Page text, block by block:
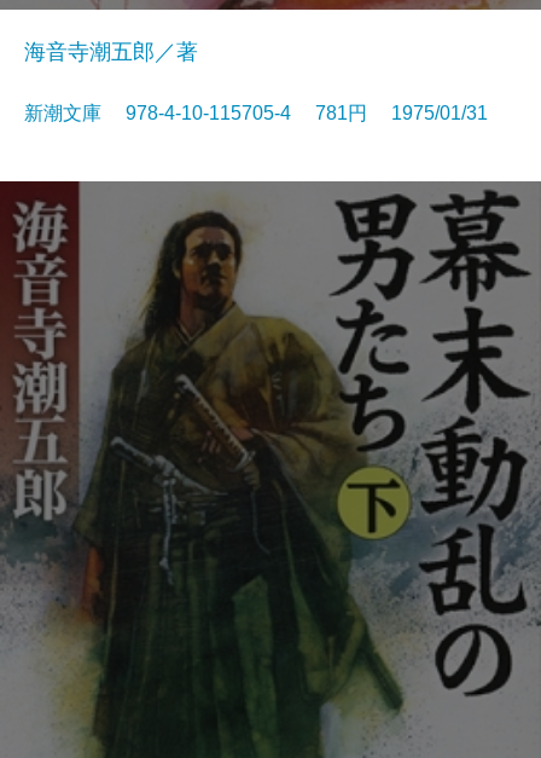
海音寺潮五郎／著
新潮文庫 978-4-10-115705-4 781円 1975/01/31